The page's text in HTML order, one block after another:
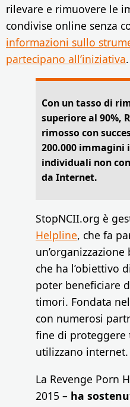
rilevare e rimuovere le
condivise online senza
informazioni sullo
partecipano all’iniziativa.
Con un tasso di
superiore al 90%,
rimosso con
200.000 immagini
individuali non
da Internet.
StopNCII.org è
Helpline, che fa
che ha l’obiettivo
poter beneficiare
timori. Fondata
con numerosi
fine di proteggere
utilizzano internet.
La Revenge Porn
2015 – ha